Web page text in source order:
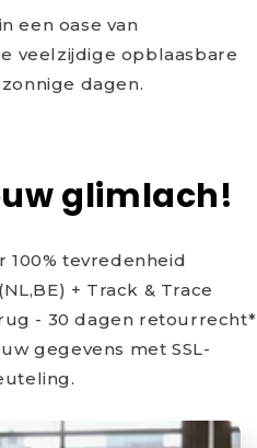
een oase van
veelzijdige opblaasbare
dagen.
glimlach!
100% tevredenheid
+ Track & Trace
- 30 dagen retourrecht*
gegevens met SSL-